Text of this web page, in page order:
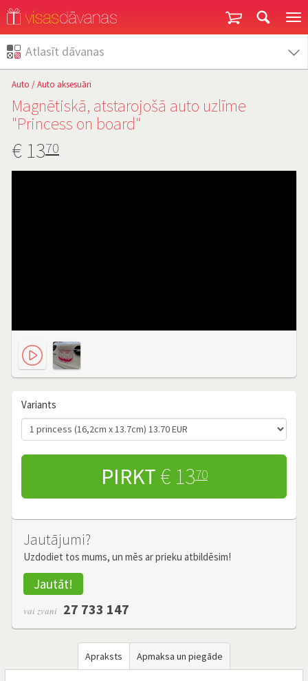
Atlasīt dāvanas
Auto /Auto aksesuāri
Magnētiskā, atstarojošā auto uzlīme
"Princess on board"
€ 1370
Variants
PIRKT € 1370
Jautājumi?
Uzdodiet tos mums, un mēs ar prieku atbildēsim!
Jautāt!
vai zvani 27 733 147
Apraksts Apmaksa un piegāde